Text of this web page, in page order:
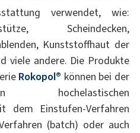
verwendet, wie:
Scheindecken,
Kunststoffhaut der
viele andere. Die Produkte
Rokopol® können bei der
hochelastischen
dem Einstufen-Verfahren
(batch) oder auch